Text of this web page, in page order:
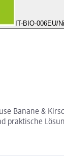
IT-BIO-006EU/
Banane &
praktische